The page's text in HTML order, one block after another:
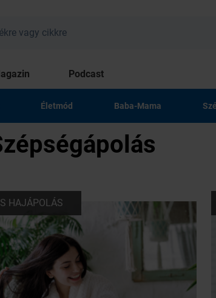
Podcast
Életmód Baba-Mama
HAJÁPOLÁS